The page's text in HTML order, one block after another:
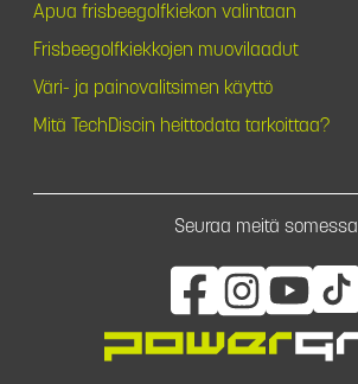
Apua frisbeegolfkiekon valintaan
Frisbeegolfkiekkojen muovilaadut
Väri- ja painovalitsimen käyttö
Mitä TechDiscin heittodata tarkoittaa?
Seuraa meitä somessa